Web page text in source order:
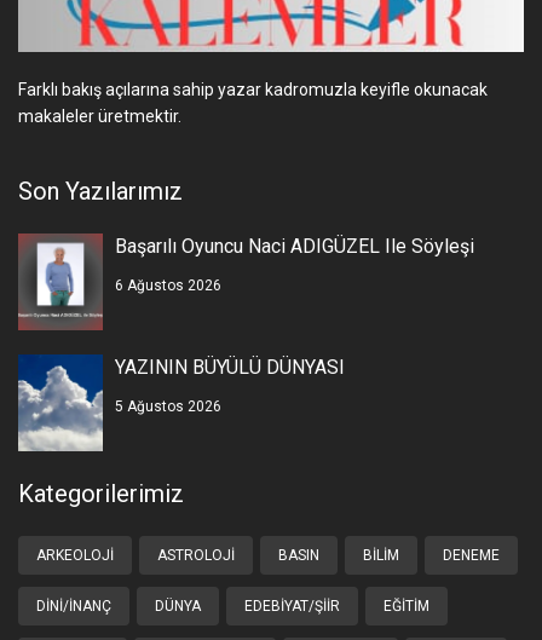
Farklı bakış açılarına sahip yazar kadromuzla keyifle okunacak
makaleler üretmektir.
Son Yazılarımız
Başarılı Oyuncu Naci ADIGÜZEL Ile Söyleşi
6 Ağustos 2026
YAZININ BÜYÜLÜ DÜNYASI
5 Ağustos 2026
Kategorilerimiz
ARKEOLOJI ASTROLOJI BASIN BILIM DENEME
DINI/İNANÇ DÜNYA EDEBIYAT/ŞIIR EĞITIM